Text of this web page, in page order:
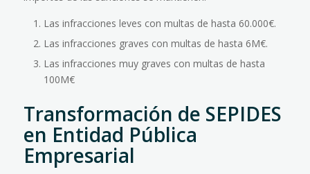
Las infracciones leves con multas de hasta 60.000€.
Las infracciones graves con multas de hasta 6M€.
Las infracciones muy graves con multas de hasta
100M€
Transformación de SEPIDES
en Entidad Pública
Empresarial